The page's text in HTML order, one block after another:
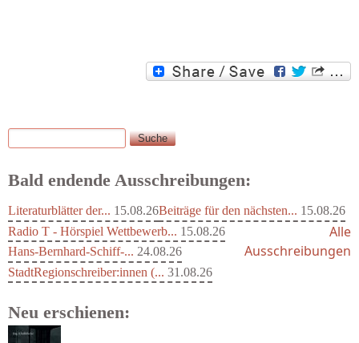
Suchformular
Suche
Bald endende Ausschreibungen:
Literaturblätter der... 15.08.26Beiträge für den nächsten... 15.08.26
Radio T - Hörspiel Wettbewerb... 15.08.26
Hans-Bernhard-Schiff-... 24.08.26
StadtRegionschreiber:innen (... 31.08.26
Alle
Ausschreibungen
Neu erschienen: